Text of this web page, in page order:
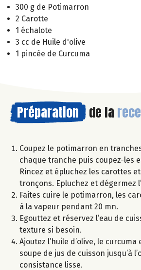
300 g de Potimarron
2 Carotte
1 échalote
3 cc de Huile d'olive
1 pincée de Curcuma
Préparation de la
Coupez le potimarron en
chaque tranche puis coupez-les
Rincez et épluchez les carottes
tronçons. Epluchez et dégermez
Faites cuire le potimarron, les
à la vapeur pendant 20 mn.
Egouttez et réservez l’eau de
texture si besoin.
Ajoutez l’huile d’olive, le curcuma
soupe de jus de cuisson jusqu’à
consistance lisse.